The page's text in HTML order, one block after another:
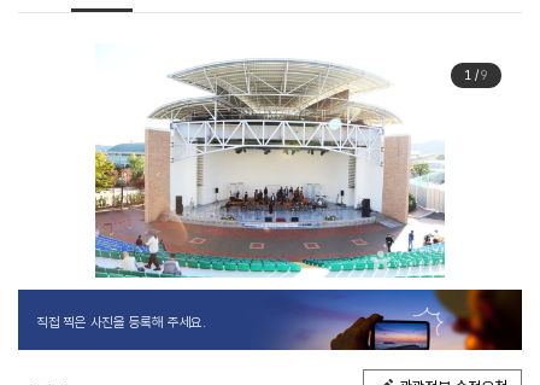
1/9
직접 찍은 사진을 등록해 주세요.